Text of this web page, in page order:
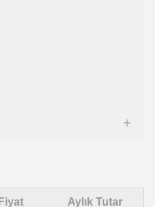
Aylık Tutar